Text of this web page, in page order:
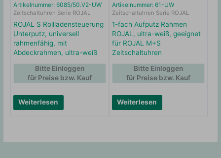
Artikelnummer: 6085/50.V2-UW
Zeitschaltuhren Serie ROJAL
ROJAL S Rollladensteuerung
Unterputz, universell
rahmenfähig, mit
Abdeckrahmen, ultra-weiß
Weiterlesen
Bitte Einloggen
für Preise bzw. Kauf
Artikelnummer: 61-UW
Zeitschaltuhren Serie ROJAL
1-fach Aufputz Rahmen
ROJAL, ultra-weiß, geeignet
für ROJAL M+S
Zeitschaltuhren
Weiterlesen
Bitte Einloggen
für Preise bzw. Kauf